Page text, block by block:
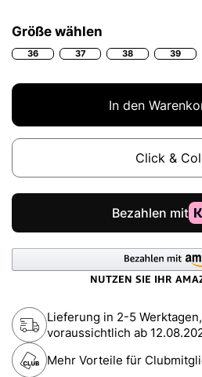
Größe wählen
36 37 38 39
In den
Click &
Lieferung in 2-5
voraussichtlich ab
Mehr Vorteile für